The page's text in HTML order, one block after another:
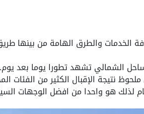
الخدمات والطرق الهامة من بينها
الشمالي تشهد تطورا يوما بعد يوم.
نتيجة الإقبال الكثير من الفئات
هو واحدا من افضل الوجهات